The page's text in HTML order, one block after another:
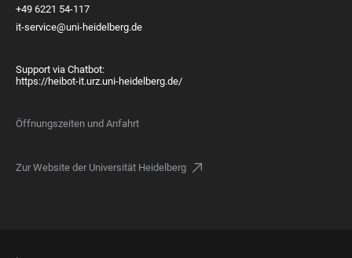
+49 6221 54-117
it-service@uni-heidelberg.de
Support via Chatbot:
https://heibot-it.urz.uni-heidelberg.de/
Öffnungszeiten und Anfahrt
Zur Website der Universität Heidelberg